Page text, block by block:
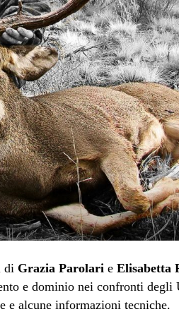
di Grazia Parolarie Elisabetta
e dominio nei confronti degli
e alcune informazioni tecniche.